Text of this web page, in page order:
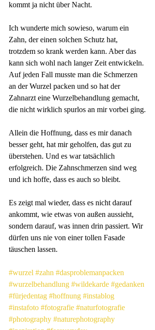
kommt ja nicht über Nacht.
Ich wunderte mich sowieso, warum ein
Zahn, der einen solchen Schutz hat,
trotzdem so krank werden kann. Aber das
kann sich wohl nach langer Zeit entwickeln.
Auf jeden Fall musste man die Schmerzen
an der Wurzel packen und so hat der
Zahnarzt eine Wurzelbehandlung gemacht,
die nicht wirklich spurlos an mir vorbei ging.
Allein die Hoffnung, dass es mir danach
besser geht, hat mir geholfen, das gut zu
überstehen. Und es war tatsächlich
erfolgreich. Die Zahnschmerzen sind weg
und ich hoffe, dass es auch so bleibt.
Es zeigt mal wieder, dass es nicht darauf
ankommt, wie etwas von außen aussieht,
sondern darauf, was innen drin passiert. Wir
dürfen uns nie von einer tollen Fasade
täuschen lassen.
#wurzel #zahn #dasproblemanpacken
#wurzelbehandlung #wildekarde #gedanken
#fürjedentag #hoffnung #instablog
#instafoto #fotografie #naturfotografie
#photography #naturephotography